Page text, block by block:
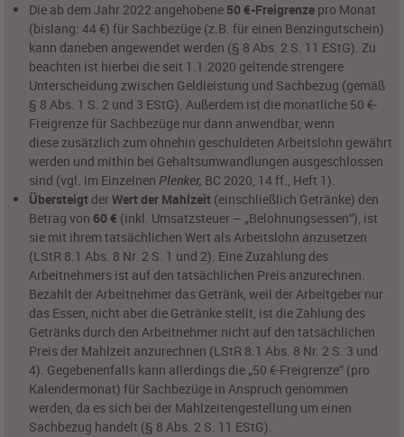
Die ab dem Jahr 2022 angehobene 50 €-Freigrenze pro Monat
(bislang: 44 €) für Sachbezüge (z.B. für einen Benzingutschein)
kann daneben angewendet werden (§ 8 Abs. 2 S. 11 EStG). Zu
beachten ist hierbei die seit 1.1.2020 geltende strengere
Unterscheidung zwischen Geldleistung und Sachbezug (gemäß
§ 8 Abs. 1 S. 2 und 3 EStG). Außerdem ist die monatliche 50 €-
Freigrenze für Sachbezüge nur dann anwendbar, wenn
diese zusätzlich zum ohnehin geschuldeten Arbeitslohn gewährt
werden und mithin bei Gehaltsumwandlungen ausgeschlossen
sind (vgl. im EinzelnenPlenker, BC 2020, 14 ff., Heft 1).
Übersteigt derWert der Mahlzeit (einschließlich Getränke) den
Betrag von 60 € (inkl. Umsatzsteuer – „Belohnungsessen“), ist
sie mit ihrem tatsächlichen Wert als Arbeitslohn anzusetzen
(LStR 8.1 Abs. 8 Nr. 2 S. 1 und 2). Eine Zuzahlung des
Arbeitnehmers ist auf den tatsächlichen Preis anzurechnen.
Bezahlt der Arbeitnehmer das Getränk, weil der Arbeitgeber nur
das Essen, nicht aber die Getränke stellt, ist die Zahlung des
Getränks durch den Arbeitnehmer nicht auf den tatsächlichen
Preis der Mahlzeit anzurechnen (LStR 8.1 Abs. 8 Nr. 2 S. 3 und
4). Gegebenenfalls kann allerdings die „50 €-Freigrenze“ (pro
Kalendermonat) für Sachbezüge in Anspruch genommen
werden, da es sich bei der Mahlzeitengestellung um einen
Sachbezug handelt (§ 8 Abs. 2 S. 11 EStG).